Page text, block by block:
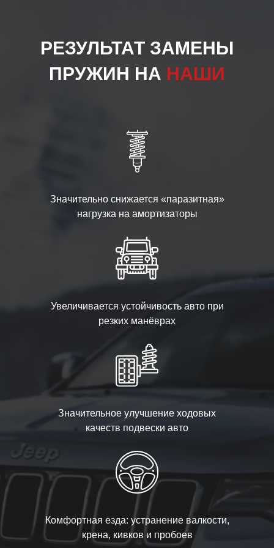
РЕЗУЛЬТАТ ЗАМЕНЫ
ПРУЖИН НА НАШИ
Значительно снижается «паразитная»
нагрузка на амортизаторы
Увеличивается устойчивость авто при
резких манёврах
Значительное улучшение ходовых
качеств подвески авто
Комфортная езда: устранение валкости,
крена, кивков и пробоев